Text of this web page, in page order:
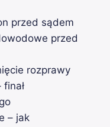
przed sądem
przed
rozprawy
finał
– jak